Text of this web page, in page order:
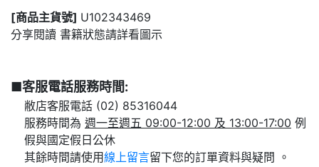
[商品主貨號] U102343469
分享閱讀 書籍狀態請詳看圖示
■客服電話服務時間:
敝店客服電話 (02) 85316044
服務時間為 週一至週五 09:00-12:00 及 13:00-17:00 例
假與國定假日公休
其餘時間請使用線上留言 留下您的訂單資料與疑問 。